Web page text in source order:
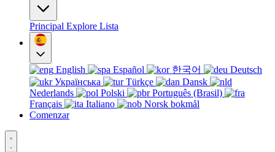
Principal Explore Lista
English Español 한국어
Deutsch
Українська
Türkçe
Dansk
Nederlands
Polski
Português (Brasil)
Français
Italiano
Norsk bokmål
Comenzar